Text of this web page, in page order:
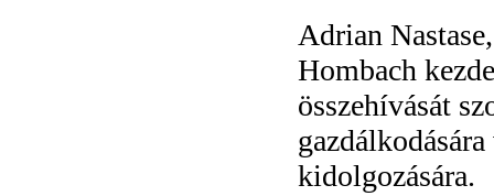
Adrian
Hombach
összehívását
kidolgozására.